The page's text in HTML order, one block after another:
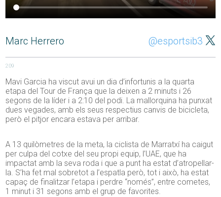
Marc Herrero @esportsib3
209
Mavi Garcia ha viscut avui un dia d’infortunis a la quarta
etapa del Tour de França que la deixen a 2 minuts i 26
segons de la líder i a 2:10 del podi. La mallorquina ha punxat
dues vegades, amb els seus respectius canvis de bicicleta,
però el pitjor encara estava per arribar.
A 13 quilòmetres de la meta, la ciclista de Marratxí ha caigut
per culpa del cotxe del seu propi equip, l’UAE, que ha
impactat amb la seva roda i que a punt ha estat d’atropellar-
la. S’ha fet mal sobretot a l’espatla però, tot i això, ha estat
capaç de finalitzar l’etapa i perdre “només”, entre cometes,
1 minut i 31 segons amb el grup de favorites.